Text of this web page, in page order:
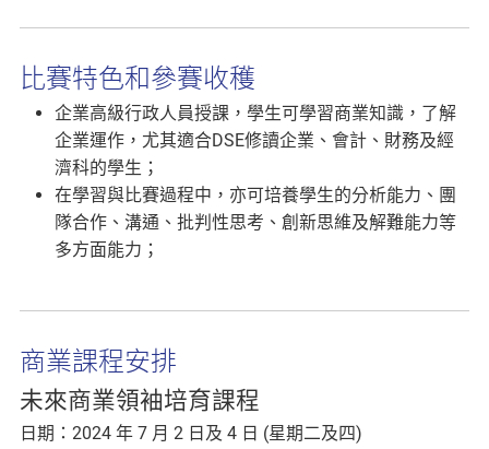
比賽特色和參賽收穫
企業高級行政人員授課，學生可學習商業知識，了解
企業運作，尤其適合DSE修讀企業、會計、財務及經
濟科的學生；
在學習與比賽過程中，亦可培養學生的分析能力、團
隊合作、溝通、批判性思考、創新思維及解難能力等
多方面能力；
商業課程安排
未來商業領袖培育課程
日期：2024 年 7 月 2 日及 4 日 (星期二及四)